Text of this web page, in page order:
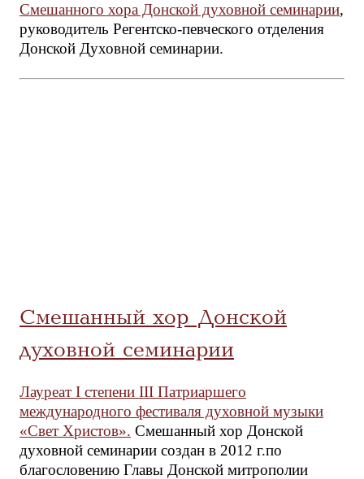
Смешанного хора Донской духовной семинарии,
руководитель Регентско-певческого отделения
Донской Духовной семинарии.
Смешанный хор Донской
духовной семинарии
Лауреат I степени III Патриаршего
международного фестиваля духовной музыки
«Свет Христов». Смешанный хор Донской
духовной семинарии создан в 2012 г.по
благословению Главы Донской митрополии